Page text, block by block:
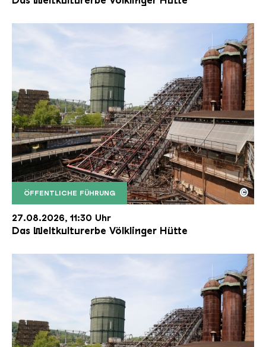
ÖFFENTLICHE FÜHRUNG
Der Erzschrägaufzug der Völklinger Hütte mit
Copyright: Weltkulturerbe Völklinger Hütte | Karl
©
27.08.2026, 11:30 Uhr
Das Weltkulturerbe Völklinger Hütte